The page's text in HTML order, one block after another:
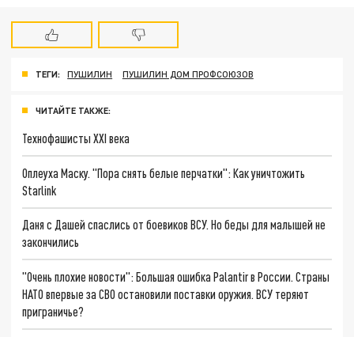
ТЕГИ: ПУШИЛИН ПУШИЛИН ДОМ ПРОФСОЮЗОВ
ЧИТАЙТЕ ТАКЖЕ:
Технофашисты XXI века
Оплеуха Маску. "Пора снять белые перчатки": Как уничтожить
Starlink
Даня с Дашей спаслись от боевиков ВСУ. Но беды для малышей не
закончились
"Очень плохие новости": Большая ошибка Palantir в России. Страны
НАТО впервые за СВО остановили поставки оружия. ВСУ теряют
приграничье?